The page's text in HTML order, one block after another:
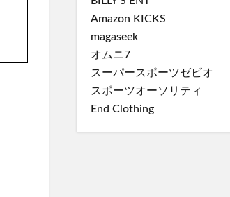
Amazon KICKS
magaseek
オムニ7
スーパースポーツゼビオ
スポーツオーソリティ
End Clothing